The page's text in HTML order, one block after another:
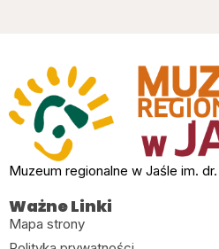
Muzeum regionalne w Jaśle im.
Ważne Linki
Mapa strony